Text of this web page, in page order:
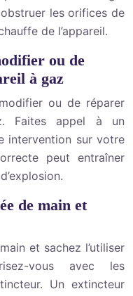
les orifices de
de l’appareil.
ou de
à gaz
ou de réparer
Faites appel à un
intervention sur votre
peut entraîner
de main et
et sachez l’utiliser
vous avec les
Un extincteur